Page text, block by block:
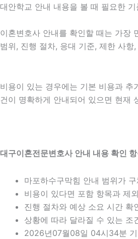
대안학교 안내 내용을 볼 때 필요한
이혼변호사 안내를 확인할 때는 가장
범위, 진행 절차, 응대 기준, 제한 사
비용이 있는 경우에는 기본 비용과
건이 명확하게 안내되어 있으면 현재
대구이혼전문변호사 안내 내용 확인
마포하수구막힘 안내 범위가
비용이 있다면 포함 항목과 제
진행 절차와 예상 소요 시간 확
상황에 따라 달라질 수 있는 조
2026년07월08일 04시34분